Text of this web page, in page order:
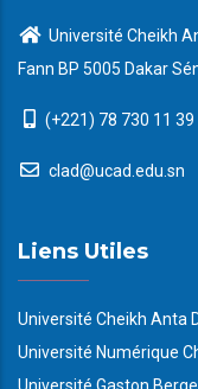
Université Cheikh
Fann BP 5005 Dakar
(+221) 78 730 11 39
clad@ucad.edu.sn
Liens Utiles
Université Cheikh Anta
Université Numérique